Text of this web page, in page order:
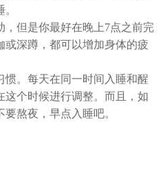
，但是你最好在晚上7点之前完
或深蹲，都可以增加身体的疲
惯。每天在同一时间入睡和醒
这个时候进行调整。而且，如
熬夜，早点入睡吧。